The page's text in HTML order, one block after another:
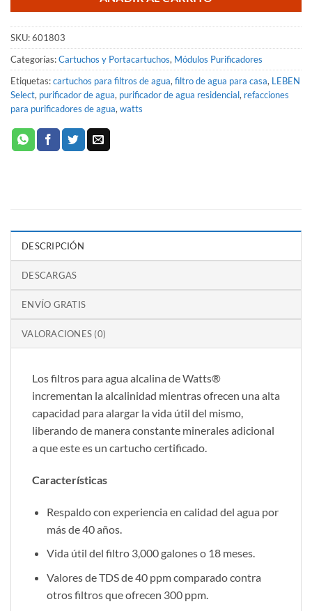
SKU:601803
Categorías:Cartuchos y Portacartuchos, Módulos Purificadores
Etiquetas:cartuchos para filtros de agua, filtro de agua para casa, LEBEN
Select, purificador de agua, purificador de agua residencial, refacciones
para purificadores de agua, watts
DESCRIPCIÓN
DESCARGAS
ENVÍO GRATIS
VALORACIONES (0)
Los filtros para agua alcalina de Watts®
incrementan la alcalinidad mientras ofrecen una alta
capacidad para alargar la vida útil del mismo,
liberando de manera constante minerales adicional
a que este es un cartucho certificado.
Características
Respaldo con experiencia en calidad del agua por
más de 40 años.
Vida útil del filtro 3,000 galones o 18 meses.
Valores de TDS de 40 ppm comparado contra
otros filtros que ofrecen 300 ppm.